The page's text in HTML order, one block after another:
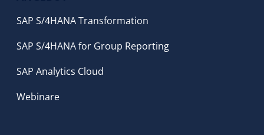
SAP S/4HANA Transformation
SAP S/4HANA for Group Reporting
SAP Analytics Cloud
Webinare